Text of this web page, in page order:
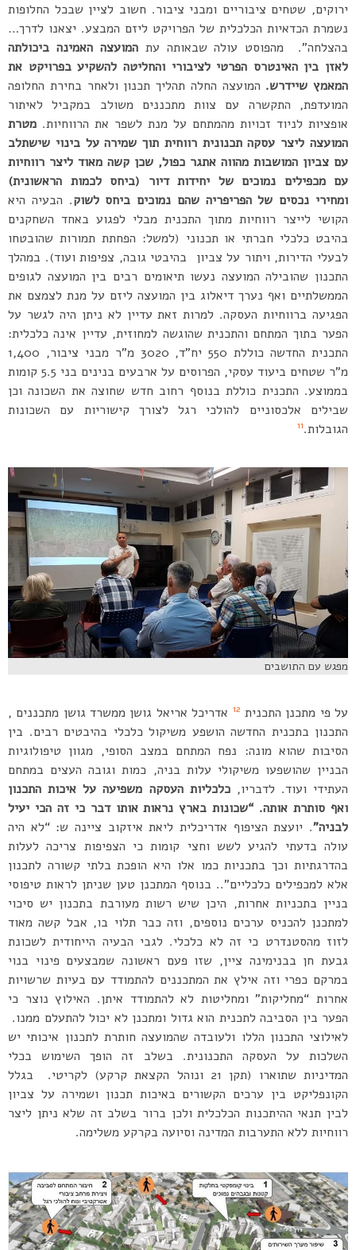
ירוקים, שטחים ציבוריים ומבני ציבור. חשוב לציין שבכל החלופות
נשמרת הכדאיות הכלכלית של הפרויקט ליזם המבצע. יצאנו לדרך…
בהצלחה”. מהפוסט עולה שבאותה עתהמועצה האמינה ביכולתה
לאזן בין האינטרס הפרטי לציבורי והחליטה להשקיע בפרויקט את
המאמץ שיידרש. המועצה החלה תהליך תכנון ולאחר בחירת החלופה
המועדפת, התקשרה עם צוות מתכננים משולב במקביל לאיתור
אופציות לניוד זכויות מהמתחם על מנת לשפר את הרווחיות. מטרת
המועצה ליצר עסקה תכנונית רווחית תוך שמירה על בינוי שישתלב
עם צביון המושבות מהווה אתגר כפול, שכן קשה מאוד ליצר רווחיות
עם מכפילים נמוכים של יחידות דיור (ביחס לכמות הראשונית)
ומחירי נכסים של הפריפריה שהם נמוכים ביחס לשוק. הבעיה היא
הקושי לייצר רווחיות מתוך התכנית מבלי לפגוע באחד השחקנים
בהיבט כלכלי חברתי או תכנוני (למשל: הפחתת תמורות שהובטחו
לבעלי הדירות, ויתור על צביון בהיבטי גובה, צפיפות ועוד). במהלך
התכנון שהובילה המועצה נעשו תיאומים רבים בין המועצה לגופים
הממשלתיים ואף נערך דיאלוג בין המועצה ליזם על מנת לצמצם את
הפגיעה ברווחיות העסקה. למרות זאת עדיין לא ניתן היה לגשר על
הפער בתוך המתחם והתכנית שהוגשה למחוזית, עדיין אינה כלכלית:
התכנית החדשה כוללת 550 יח”ד, 3020 מ”ר מבני ציבור, 1,400
מ”ר שטחים ביעוד עסקי, הפרוסים על ארבעים בנינים בני 5.5 קומות
בממוצע. התכנית כוללת בנוסף רחוב חדש שחוצה את השכונה וכן
שבילים אלכסוניים להולכי רגל לצורך קישוריות עם השכונות
הגובלות.11
מפגש עם התושבים
על פי מתכנן התכנית 12 אדריכל אריאל גושן ממשרד גושן מתכננים ,
התכנון בתכנית החדשה הושפע משיקול כלכלי בהיבטים רבים. בין
הסיבות שהוא מונה: נפח המתחם במצב הסופי, מגוון טיפולוגיות
הבניין שהושפעו משיקולי עלות בניה, כמות וגובה העצים במתחם
העתידי ועוד. לדבריו,כלכליות העסקה משפיעה על איכות התכנון
ואף סותרת אותה. “שכונות בארץ נראות אותו דבר כי זה הכי יעיל
לבניה”. יועצת הציפוף אדריכלית ליאת איזקוב ציינה ש: “לא היה
עולה בדעתי להגיע לשש וחצי קומות כי הצפיפות צריכה לעלות
בהדרגתיות וכך בתכניות כמו אלו היא הופכת בלתי קשורה לתכנון
אלא למכפילים כלכליים”.. בנוסף המתכנן טען שניתן לראות טיפוסי
בניין בתכניות אחרות, היכן שיש רשות מעורבת בתכנון יש סיכוי
למתכנן להכניס ערכים נוספים, וזה כבר תלוי בו, אבל קשה מאוד
לזוז מהסטנדרט כי זה לא כלכלי. לגבי הבעיה הייחודית לשכונת
גבעת חן בבנימינה ציין, שזו פעם ראשונה שמבצעים פינוי בנוי
במרקם כפרי וזה אילץ את המתכננים להתמודד עם בעיות שרשויות
אחרות “מחליקות” ומחליטות לא להתמודד איתן. האילוץ נוצר כי
הפער בין הסביבה לתכנית הוא גדול ומתכנן לא יכול להתעלם ממנו.
לאילוצי התכנון הללו ולעובדה שהמועצה חותרת לתכנון איכותי יש
השלכות על העסקה התכנונית. בשלב זה הופך השימוש בכלי
המדיניות שתוארו (תקן 21 ונוהל הקצאת קרקע) לקריטי. בגלל
הקונפליקט בין ערכים הקשורים באיכות תכנון ושמירה על צביון
לבין תנאי ההיתכנות הכלכלית ולכן ברור בשלב זה שלא ניתן ליצר
רווחיות ללא התערבות המדינה וסיועה בקרקע משלימה.